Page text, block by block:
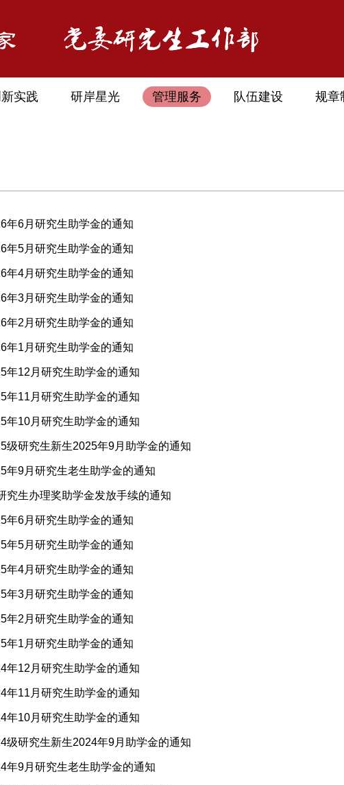
实践 研岸星光 管理服务 队伍建设 规章
年6月研究生助学金的通知
年5月研究生助学金的通知
年4月研究生助学金的通知
年3月研究生助学金的通知
年2月研究生助学金的通知
年1月研究生助学金的通知
年12月研究生助学金的通知
年11月研究生助学金的通知
年10月研究生助学金的通知
级研究生新生2025年9月助学金的通知
年9月研究生老生助学金的通知
究生办理奖助学金发放手续的通知
年6月研究生助学金的通知
年5月研究生助学金的通知
年4月研究生助学金的通知
年3月研究生助学金的通知
年2月研究生助学金的通知
年1月研究生助学金的通知
年12月研究生助学金的通知
年11月研究生助学金的通知
年10月研究生助学金的通知
级研究生新生2024年9月助学金的通知
年9月研究生老生助学金的通知